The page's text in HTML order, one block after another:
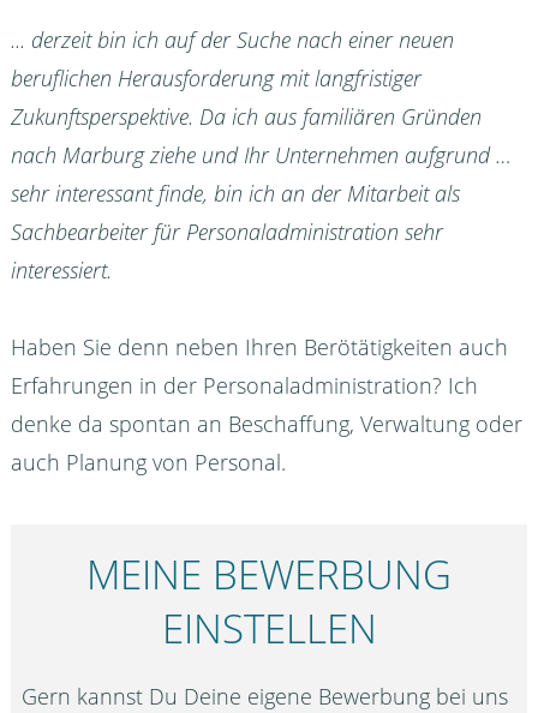
... derzeit bin ich auf der Suche nach einer neuen
beruflichen Herausforderung mit langfristiger
Zukunftsperspektive. Da ich aus familiären Gründen
nach Marburg ziehe und Ihr Unternehmen aufgrund …
sehr interessant finde, bin ich an der Mitarbeit als
Sachbearbeiter für Personaladministration sehr
interessiert.
Haben Sie denn neben Ihren Berötätigkeiten auch
Erfahrungen in der Personaladministration? Ich
denke da spontan an Beschaffung, Verwaltung oder
auch Planung von Personal.
MEINE BEWERBUNG
EINSTELLEN
Gern kannst Du Deine eigene Bewerbung bei uns